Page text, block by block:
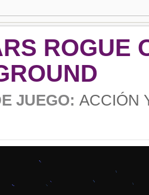
ROGUE
JUEGO: ACCIÓN